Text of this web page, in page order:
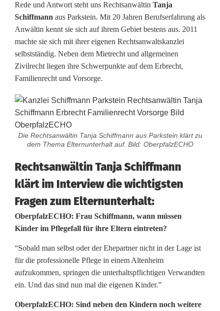
s
t
f
a
l
l
z
a
l
e
n
Rede und Antwort steht uns Rechtsanwältin Tanja
Schiffmann aus Parkstein. Mit 20 Jahren Berufserfahrung als
Anwältin kennt sie sich auf ihrem Gebiet bestens aus. 2011
machte sie sich mit ihrer eigenen Rechtsanwaltskanzlei
selbstständig. Neben dem Mietrecht und allgemeinen
Zivilrecht liegen ihre Schwerpunkte auf dem Erbrecht,
Familienrecht und Vorsorge.
Die Rechtsanwältin Tanja Schiffmann aus Parkstein klärt zu
dem Thema Elternunterhalt auf. Bild: OberpfalzECHO
Rechtsanwältin Tanja Schiffmann
klärt im Interview die wichtigsten
Fragen zum Elternunterhalt:
OberpfalzECHO: Frau Schiffmann, wann müssen
Kinder im Pflegefall für ihre Eltern eintreten?
“Sobald man selbst oder der Ehepartner nicht in der Lage ist
für die professionelle Pflege in einem Altenheim
aufzukommen, springen die unterhaltspflichtigen Verwandten
ein. Und das sind nun mal die eigenen Kinder.”
OberpfalzECHO: Sind neben den Kindern noch weitere